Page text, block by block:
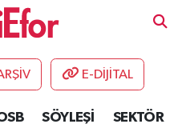
E-DİJİTAL
SÖYLEŞİ SEKTÖR